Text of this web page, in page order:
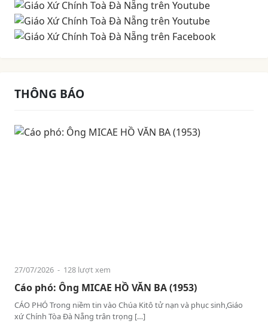
THÔNG BÁO
27/07/2026 - 128 lượt xem
Cáo phó: Ông MICAE HỒ VĂN BA (1953)
CÁO PHÓ Trong niềm tin vào Chúa Kitô tử nạn và phục sinh,Giáo
xứ Chính Tòa Đà Nẵng trân trọng […]